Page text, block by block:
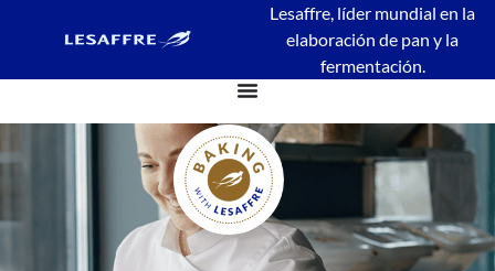
Lesaffre, líder mundial en la
elaboración de pan y la
fermentación.